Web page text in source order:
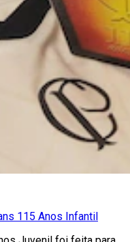
115 Anos Infantil